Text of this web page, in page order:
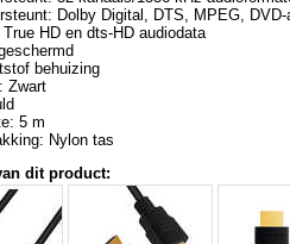
Dolby Digital, DTS, MPEG,
True HD en dts-HD audiodata
behuizing
Zwart
5 m
Nylon tas
dit product: